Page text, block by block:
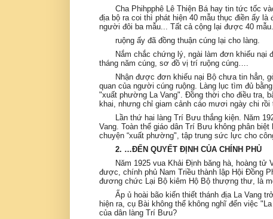
Cha Phihpphê Lê Thiện Bá hay tin tức tốc
địa bộ ra coi thì phát hiện 40 mẫu thục điền ấy
người đôi ba mẫu... Tất cả cộng lại được 40
ruộng ấy đã đồng thuận cúng lại cho làng.
Nắm chắc chứng lý, ngài làm đơn khiếu nại
tháng năm cúng, sơ đồ vị trí ruộng cúng….
Nhận được đơn khiếu nại Bộ chưa tin hẳn,
quan của người cúng ruộng. Làng lục tìm đủ
"xuất phường La Vang". Đồng thời cho điều tra,
khai, nhưng chỉ giam cảnh cáo mươi ngày chi rồi
Lần thứ hai làng Trí Bưu thắng kiện. Năm
Vang. Toàn thể giáo dân Trí Bưu không phân
chuyện “xuất phường", tập trung sức lực cho
2. …ĐẾN QUYẾT ĐỊNH CỦA CHÍNH PHỦ
Năm 1925 vua Khải Định băng hà, hoàng
được, chính phủ Nam Triều thành lập Hội Đồng
đương chức Lại Bộ kiêm Hộ Bộ thượng thư, là
Ấp ủ hoài bão kiến thiết thánh địa La Vang
hiện ra, cụ Bài không thể không nghĩ đến việc
của dân làng Trí Bưu?